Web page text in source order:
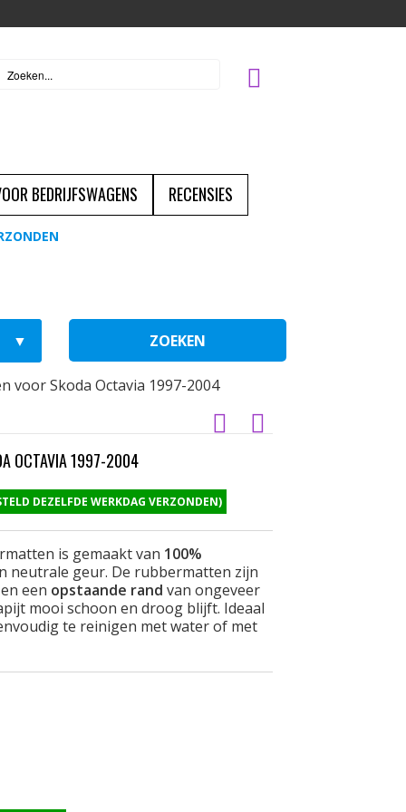
BEDRIJFSWAGENS RECENSIES
ZOEKEN
voor Skoda Octavia 1997-2004
OCTAVIA 1997-2004
DEZELFDE WERKDAG VERZONDEN)
is gemaakt van 100%
neutrale geur. De rubbermatten zijn
en een opstaande rand van ongeveer
mooi schoon en droog blijft. Ideaal
te reinigen met water of met